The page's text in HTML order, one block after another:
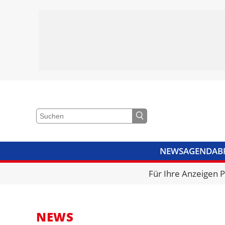
NEWSAGENDA
VIDEOSBIBLIOTHEK
Für Ihre Anzeigen
NEWS